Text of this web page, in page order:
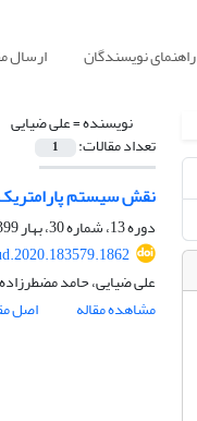
راهنمای نویسندگان ارسال
نویسنده =علی ضیایی
تعداد مقالات: 1
نقش سیستم
دوره 13، شماره 30، بهار 1399، صفحه
علی ضیایی، حامد
مشاهده مقاله
اصل